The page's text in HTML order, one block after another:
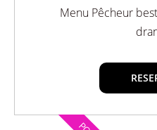
Menu Pêcheur